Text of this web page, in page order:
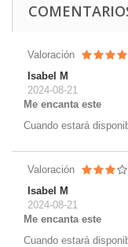
Valoración
Isabel M
2024-08-21
Me encanta este
Cuando estará
Valoración
Isabel M
2024-08-21
Me encanta este
Cuando estará